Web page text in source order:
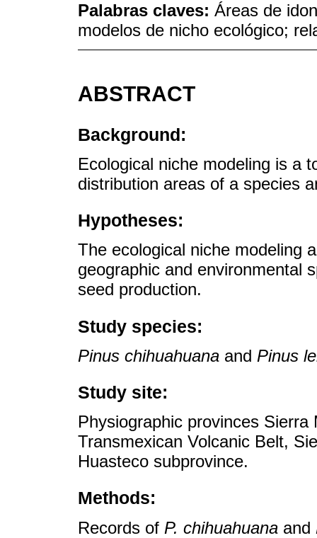
Palabras claves: Áreas de
modelos de nicho ecológico;
ABSTRACT
Background:
Ecological niche modeling is a
distribution areas of a species
Hypotheses:
The ecological niche modeling
geographic and environmental
seed production.
Study species:
Pinus chihuahuana and Pinus
Study site:
Physiographic provinces
Transmexican Volcanic Belt,
Huasteco subprovince.
Methods:
Records of P. chihuahuana and